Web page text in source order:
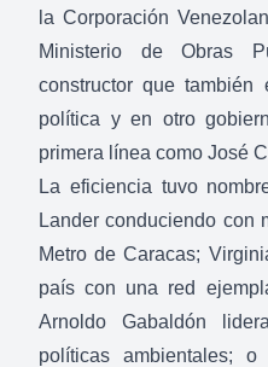
la Corporación
Ministerio de Obras
constructor que también
política y en otro
primera línea como José
La eficiencia tuvo
Lander conduciendo con
Metro de Caracas;
país con una red
Arnoldo Gabaldón
políticas ambientales;